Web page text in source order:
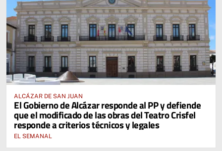
ALCÁZAR DE SAN JUAN
El Gobierno de Alcázar responde al PP y defiende
que el modificado de las obras del Teatro Crisfel
responde a criterios técnicos y legales
EL SEMANAL